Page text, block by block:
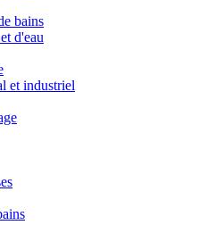
bains
d'eau
et industriel